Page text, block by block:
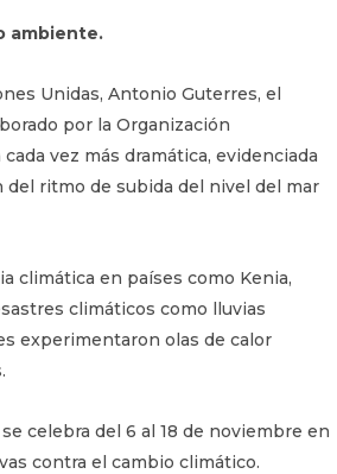
ambiente.
Unidas, Antonio Guterres, el
por la Organización
vez más dramática, evidenciada
ritmo de subida del nivel del mar
climática en países como Kenia,
climáticos como lluvias
experimentaron olas de calor
se celebra del 6 al 18 de noviembre en
contra el cambio climático.